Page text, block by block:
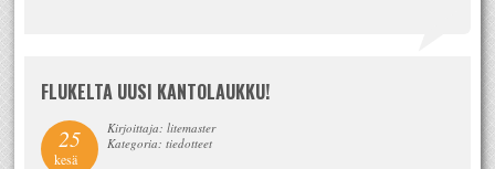
FLUKELTA UUSI KANTOLAUKKU!
25
kesä
Kirjoittaja: litemaster
Kategoria: tiedotteet